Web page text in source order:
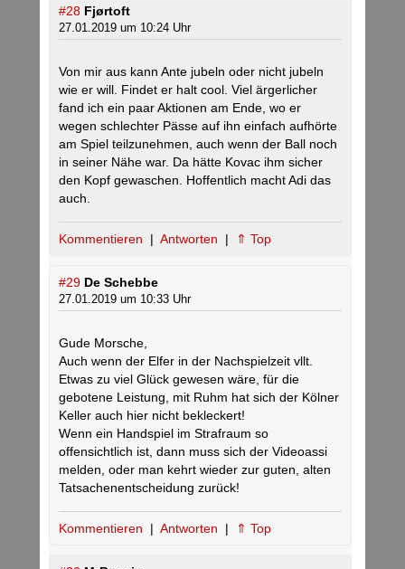
#28 Fjørtoft
27.01.2019 um 10:24 Uhr
Von mir aus kann Ante jubeln oder nicht jubeln
wie er will. Findet er halt cool. Viel ärgerlicher
fand ich ein paar Aktionen am Ende, wo er
wegen schlechter Pässe auf ihn einfach aufhörte
am Spiel teilzunehmen, auch wenn der Ball noch
in seiner Nähe war. Da hätte Kovac ihm sicher
den Kopf gewaschen. Hoffentlich macht Adi das
auch.
Kommentieren | Antworten | ⇑ Top
#29 De Schebbe
27.01.2019 um 10:33 Uhr
Gude Morsche,
Auch wenn der Elfer in der Nachspielzeit vllt.
Etwas zu viel Glück gewesen wäre, für die
gebotene Leistung, mit Ruhm hat sich der Kölner
Keller auch hier nicht bekleckert!
Wenn ein Handspiel im Strafraum so
offensichtlich ist, dann muss sich der Videoassi
melden, oder man kehrt wieder zur guten, alten
Tatsachenentscheidung zurück!
Kommentieren | Antworten | ⇑ Top